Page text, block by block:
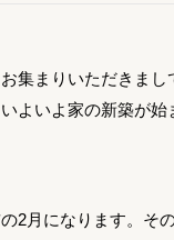
集まりいただきまし
よいよ家の新築が始
2月になります。そ